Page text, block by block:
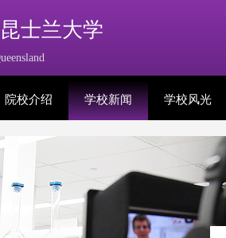
士兰大学
院校介绍 学校新闻 学校风光